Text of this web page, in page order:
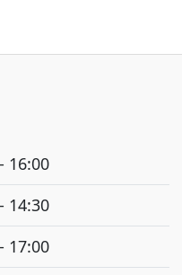
16:00
14:30
17:00